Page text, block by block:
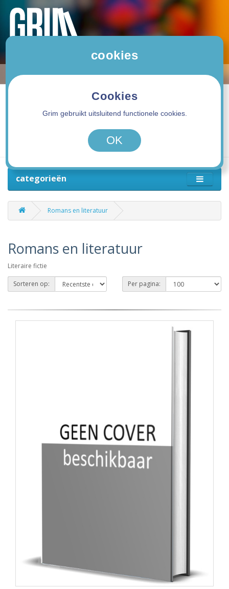
0 product(en) - 0,00€
categorieën
Romans en literatuur
Romans en literatuur
Literaire fictie
Sorteren op: Per pagina:
cookies
Cookies
Grim gebruikt uitsluitend functionele cookies.
OK